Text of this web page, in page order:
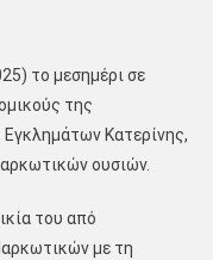
το μεσημέρι σε
της
Κατερίνης,
ουσιών.
του από
με τη